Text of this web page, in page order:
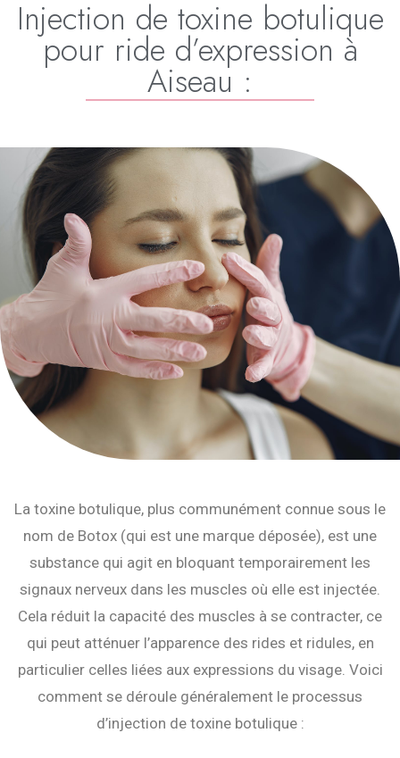
Injection de toxine botulique
pour ride d’expression à
Aiseau :
La toxine botulique, plus communément connue sous le
nom de Botox (qui est une marque déposée), est une
substance qui agit en bloquant temporairement les
signaux nerveux dans les muscles où elle est injectée.
Cela réduit la capacité des muscles à se contracter, ce
qui peut atténuer l’apparence des rides et ridules, en
particulier celles liées aux expressions du visage. Voici
comment se déroule généralement le processus
d’injection de toxine botulique :